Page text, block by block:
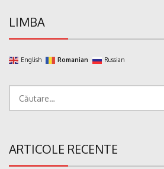
LIMBA
English Romanian Russian
ARTICOLE RECENTE